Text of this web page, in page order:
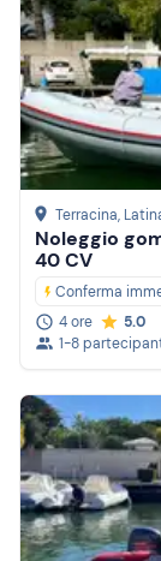
Terracina,
Noleggio
40 CV
Conferma
4 ore
5.0
1-8